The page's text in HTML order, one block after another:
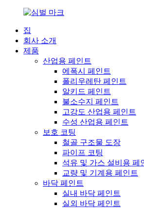
집
회사 소개
제품
산업용 페인트
에폭시 페인트
폴리우레탄 페인트
알키드 페인트
불소수지 페인트
고강도 산업용 페인트
수성 산업용 페인트
보호 코팅
철골 구조물 도장
파이프 코팅
석유 및 가스 설비용 페
교량 및 기계용 페인트
바닥 페인트
실내 바닥 페인트
실외 바닥 페인트